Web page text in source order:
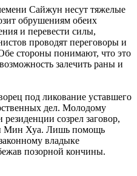
Сайжун несут тяжелые
обрушениям обеих
и перевести силы,
проводят переговоры и
стороны понимают, что это
залечить раны и
под ликование уставшего
дел. Молодому
созрел заговор,
Мин Хуа. Лишь помощь
владыке
позорной кончины.